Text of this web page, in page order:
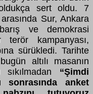
sert oldu. 7
Sur, Ankara
ve demokrasi
kampanyası,
sürükledi. Tarihte
altılı masanın
sıkılmadan “Şimdi
sonrasında anket